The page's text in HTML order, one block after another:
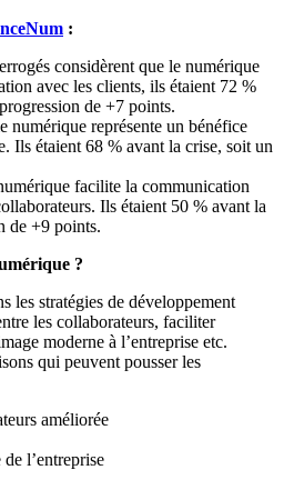
:
considèrent que le numérique
avec les clients, ils étaient 72 %
de +7 points.
numérique représente un bénéfice
Ils étaient 68 % avant la crise, soit un
facilite la communication
Ils étaient 50 % avant la
de +9 points.
?
les stratégies de développement
les collaborateurs, faciliter
moderne à l’entreprise etc.
qui peuvent pousser les
améliorée
l’entreprise